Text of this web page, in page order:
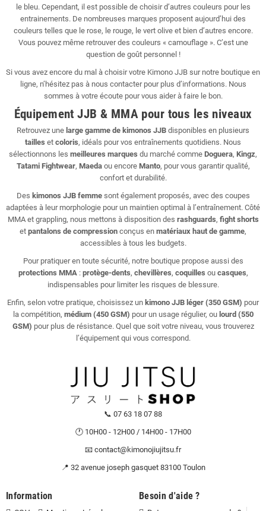
le bleu. Cependant, il est possible de choisir d’autres couleurs pour les
entrainements. De nombreuses marques proposent aujourd’hui des
couleurs telles que le rose, le rouge, le vert olive et bien d’autres encore.
Vous pouvez même retrouver des couleurs « camouflage ». C’est une
question de goût personnel !
Si vous avez encore du mal à choisir votre Kimono JJB sur notre boutique en
ligne, n’hésitez pas à nous contacter pour plus d’informations. Nous
sommes à votre écoute pour vous aider à faire le bon.
Équipement JJB & MMA pour tous les niveaux
Retrouvez une large gamme de kimonos JJB disponibles en plusieurs
tailles et coloris, idéals pour vos entraînements quotidiens. Nous
sélectionnons les meilleures marques du marché comme Doguera, Kingz,
Tatami Fightwear, Maedaou encore Manto, pour vous garantir qualité,
confort et durabilité.
Des kimonos JJB femmesont également proposés, avec des coupes
adaptées à leur morphologie pour un maintien optimal à l’entraînement. Côté
MMA et grappling, nous mettons à disposition des rashguards, fight shorts
et pantalons de compression conçus en matériaux haut de gamme,
accessibles à tous les budgets.
Pour pratiquer en toute sécurité, notre boutique propose aussi des
protections MMA : protège-dents, chevillères, coquilles ou casques,
indispensables pour limiter les risques de blessure.
Enfin, selon votre pratique, choisissez un kimono JJB léger (350 GSM) pour
la compétition, médium (450 GSM) pour un usage régulier, ou lourd (550
GSM) pour plus de résistance. Quel que soit votre niveau, vous trouverez
l’équipement qui vous correspond.
📞 07 63 18 07 88
🕐 10H00 - 12H00 / 14H00 - 17H00
📧 contact@kimonojiujitsu.fr
📍 32 avenue joseph gasquet 83100 Toulon
Information Besoin d'aide ?